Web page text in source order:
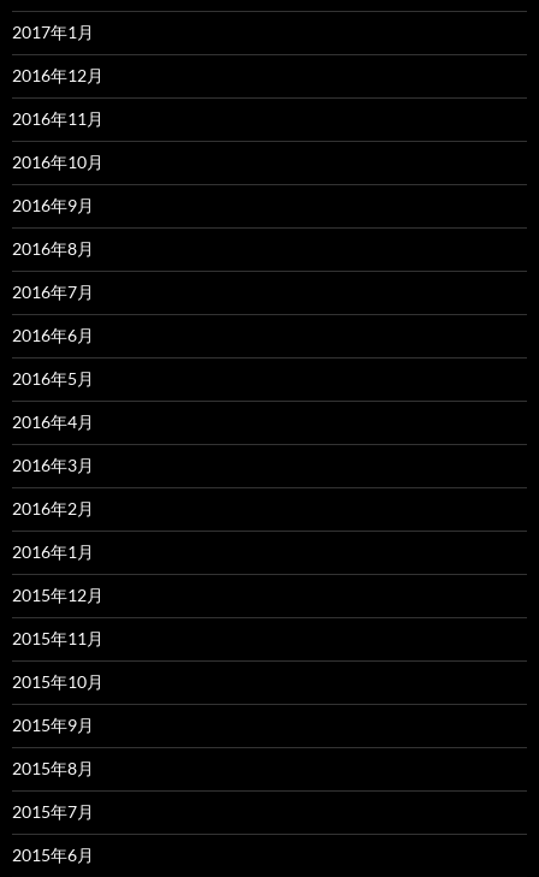
2017年1月
2016年12月
2016年11月
2016年10月
2016年9月
2016年8月
2016年7月
2016年6月
2016年5月
2016年4月
2016年3月
2016年2月
2016年1月
2015年12月
2015年11月
2015年10月
2015年9月
2015年8月
2015年7月
2015年6月